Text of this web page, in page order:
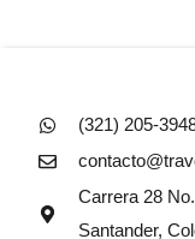
(321) 205-
Carrera 28
Santander,